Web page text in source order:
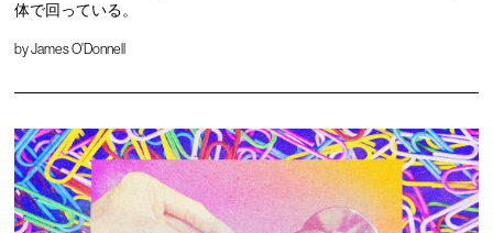
体で回っている。
byJames O'Donnell